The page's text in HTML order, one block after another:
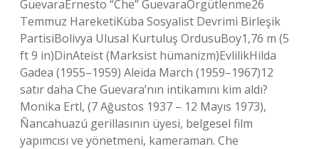
GuevaraErnesto “Che” GuevaraÖrgütlenme26
Temmuz HareketiKüba Sosyalist Devrimi Birleşik
PartisiBolivya Ulusal Kurtuluş OrdusuBoy1,76 m (5
ft 9 in)DinAteist (Marksist hümanizm)EvlilikHilda
Gadea (1955–1959) Aleida March (1959–1967)12
satır daha Che Guevara’nın intikamını kim aldı?
Monika Ertl, (7 Ağustos 1937 – 12 Mayıs 1973),
Ñancahuazú gerillasının üyesi, belgesel film
yapımcısı ve yönetmeni, kameraman. Che